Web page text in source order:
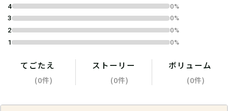
4
0%
3
0%
2
0%
1
0%
てごたえ
(0件)
ストーリー
(0件)
ボリューム
(0件)